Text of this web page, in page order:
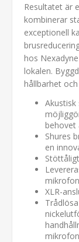
Resultatet är
kombinerar
exceptionell
hos
lokalen.
hållbarhet
Akustisk
behovet
Shures
en
XLR-